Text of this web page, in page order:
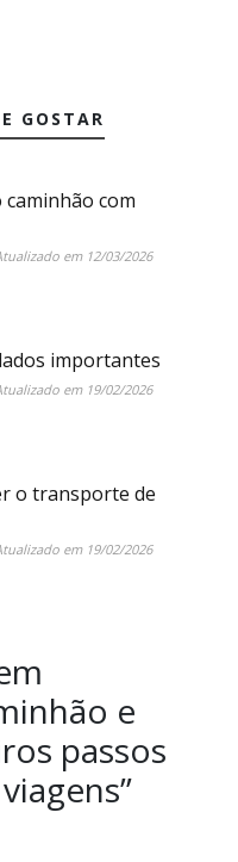
GOSTAR
com
em 12/03/2026
importantes
em 19/02/2026
o transporte de
em 19/02/2026
e
passos
”